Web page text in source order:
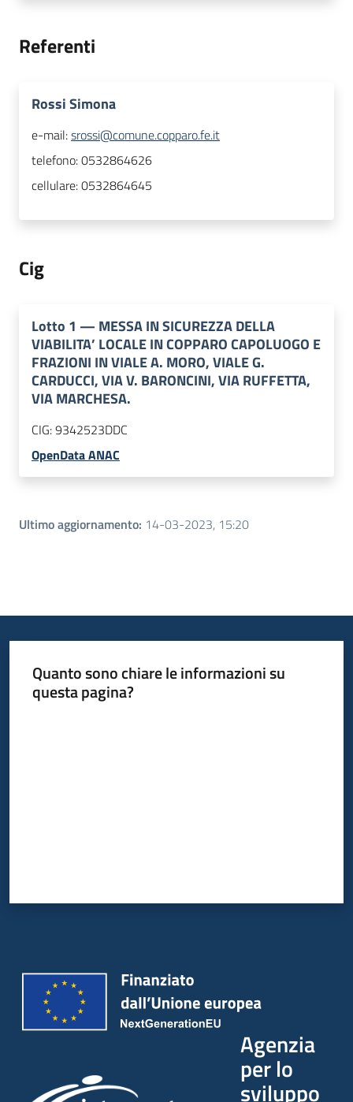
Referenti
Rossi Simona
e-mail:srossi@comune.copparo.fe.it
telefono:0532864626
cellulare:0532864645
Cig
Lotto 1 — MESSA IN SICUREZZA DELLA
VIABILITA’ LOCALE IN COPPARO CAPOLUOGO E
FRAZIONI IN VIALE A. MORO, VIALE G.
CARDUCCI, VIA V. BARONCINI, VIA RUFFETTA,
VIA MARCHESA.
CIG:9342523DDC
OpenData ANAC
Ultimo aggiornamento: 14-03-2023, 15:20
Quanto sono chiare le informazioni su
questa pagina?
Agenzia
per lo
sviluppo